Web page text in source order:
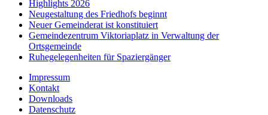
Highlights 2026
Neugestaltung des Friedhofs beginnt
Neuer Gemeinderat ist konstituiert
Gemeindezentrum Viktoriaplatz in Verwaltung der
Ortsgemeinde
Ruhegelegenheiten für Spaziergänger
Impressum
Kontakt
Downloads
Datenschutz